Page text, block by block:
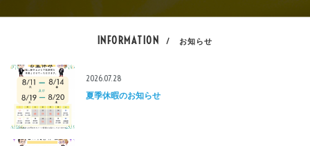
INFORMATION / お知らせ
2026.07.28
夏季休暇のお知らせ